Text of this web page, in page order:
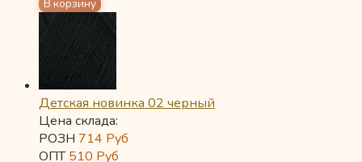
Детская новинка 02 черный
Цена склада:
РОЗН 714 Руб
ОПТ510 Руб